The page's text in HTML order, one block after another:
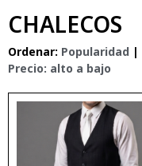
CHALECOS
Ordenar: Popularidad |
Precio: alto a bajo